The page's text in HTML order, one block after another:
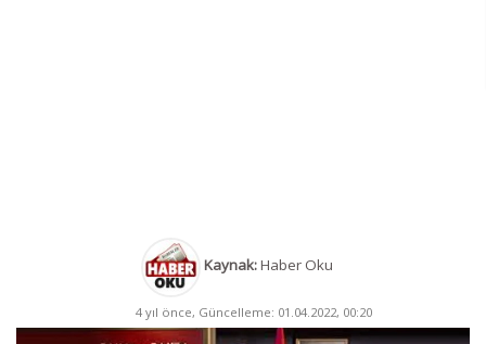
Kaynak:Haber Oku
4 yıl önce, Güncelleme: 01.04.2022, 00:20